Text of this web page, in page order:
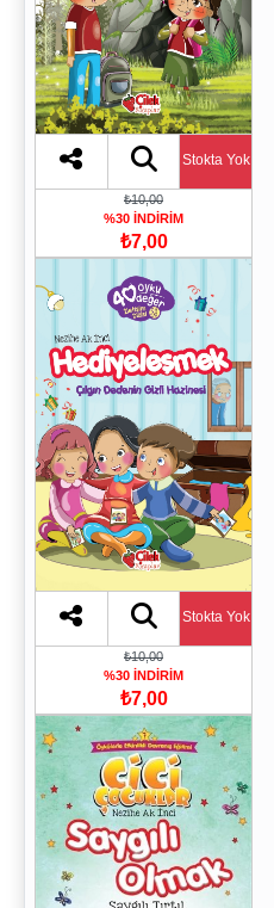
Stokta Yok
₺10,00
%30 İNDİRİM
₺7,00
Stokta Yok
₺10,00
%30 İNDİRİM
₺7,00